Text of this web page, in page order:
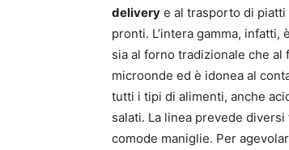
delivery e al trasporto di piatti
pronti. L’intera gamma, infatti,
sia al forno tradizionale che al
microonde ed è idonea al
tutti i tipi di alimenti, anche
salati. La linea prevede
comode maniglie. Per